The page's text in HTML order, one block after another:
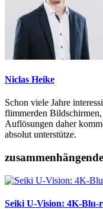
Niclas Heike
Schon viele Jahre
flimmerden
Auflösungen daher
absolut unterstütze.
Seiki U-Vision: 4K-Blu-